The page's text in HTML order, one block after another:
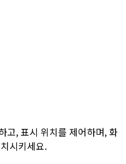
고, 표시 위치를 제어하며, 화
시키세요.